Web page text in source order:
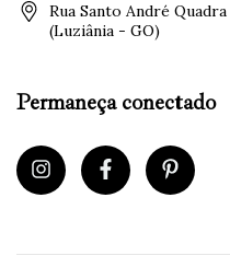
Rua Santo André
(Luziânia - GO)
Permaneça conectado